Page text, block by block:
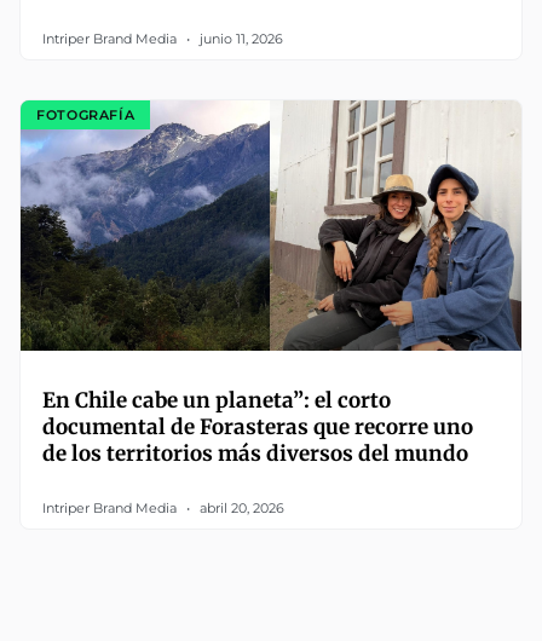
Intriper Brand Media junio 11, 2026
FOTOGRAFÍA
En Chile cabe un planeta”: el corto
documental de Forasteras que recorre uno
de los territorios más diversos del mundo
Intriper Brand Media abril 20, 2026